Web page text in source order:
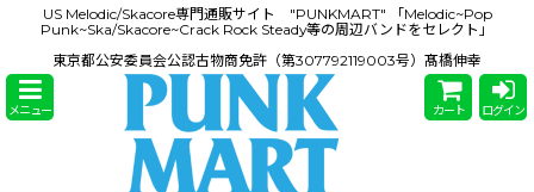
US Melodic/Skacore専門通販サイト "PUNKMART" 「Melodic~Pop
Punk~Ska/Skacore~Crack Rock Steady等の周辺バンドをセレクト」
東京都公安委員会公認古物商免許（第307792119003号）髙橋伸幸
メニュー カート ログイン